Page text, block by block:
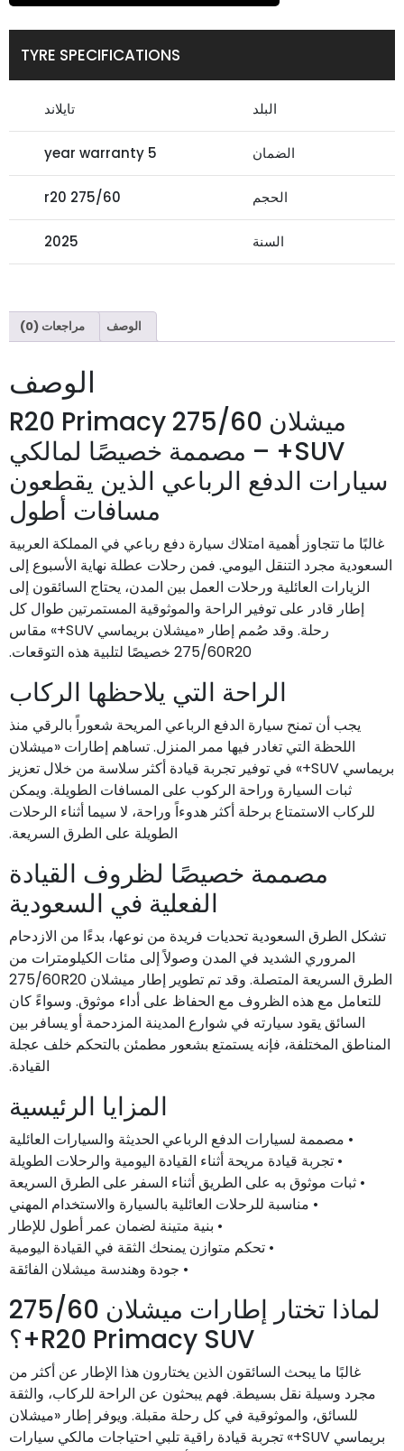
TYRE SPECIFICATIONS
البلد تايلاند
الضمان 5 year warranty
الحجم 275/60 r20
السنة 2025
الوصف مراجعات (0)
الوصف
ميشلان 275/60 R20 Primacy
SUV+ – مصممة خصيصًا لمالكي
سيارات الدفع الرباعي الذين يقطعون
مسافات أطول
غالبًا ما تتجاوز أهمية امتلاك سيارة دفع رباعي في المملكة العربية
السعودية مجرد التنقل اليومي. فمن رحلات عطلة نهاية الأسبوع إلى
الزيارات العائلية ورحلات العمل بين المدن، يحتاج السائقون إلى
إطار قادر على توفير الراحة والموثوقية المستمرتين طوال كل
رحلة. وقد صُمم إطار «ميشلان بريماسي SUV+» مقاس
275/60R20 خصيصًا لتلبية هذه التوقعات.
الراحة التي يلاحظها الركاب
يجب أن تمنح سيارة الدفع الرباعي المريحة شعوراً بالرقي منذ
اللحظة التي تغادر فيها ممر المنزل. تساهم إطارات «ميشلان
بريماسي SUV+» في توفير تجربة قيادة أكثر سلاسة من خلال تعزيز
ثبات السيارة وراحة الركوب على المسافات الطويلة. ويمكن
للركاب الاستمتاع برحلة أكثر هدوءاً وراحة، لا سيما أثناء الرحلات
الطويلة على الطرق السريعة.
مصممة خصيصًا لظروف القيادة
الفعلية في السعودية
تشكل الطرق السعودية تحديات فريدة من نوعها، بدءًا من الازدحام
المروري الشديد في المدن وصولاً إلى مئات الكيلومترات من
الطرق السريعة المتصلة. وقد تم تطوير إطار ميشلان 275/60R20
للتعامل مع هذه الظروف مع الحفاظ على أداء موثوق. وسواءً كان
السائق يقود سيارته في شوارع المدينة المزدحمة أو يسافر بين
المناطق المختلفة، فإنه يستمتع بشعور مطمئن بالتحكم خلف عجلة
القيادة.
المزايا الرئيسية
• مصممة لسيارات الدفع الرباعي الحديثة والسيارات العائلية
• تجربة قيادة مريحة أثناء القيادة اليومية والرحلات الطويلة
• ثبات موثوق به على الطريق أثناء السفر على الطرق السريعة
• مناسبة للرحلات العائلية بالسيارة والاستخدام المهني
• بنية متينة لضمان عمر أطول للإطار
• تحكم متوازن يمنحك الثقة في القيادة اليومية
• جودة وهندسة ميشلان الفائقة
لماذا تختار إطارات ميشلان 275/60
R20 Primacy SUV+؟
غالبًا ما يبحث السائقون الذين يختارون هذا الإطار عن أكثر من
مجرد وسيلة نقل بسيطة. فهم يبحثون عن الراحة للركاب، والثقة
للسائق، والموثوقية في كل رحلة مقبلة. ويوفر إطار «ميشلان
بريماسي SUV+» تجربة قيادة راقية تلبي احتياجات مالكي سيارات